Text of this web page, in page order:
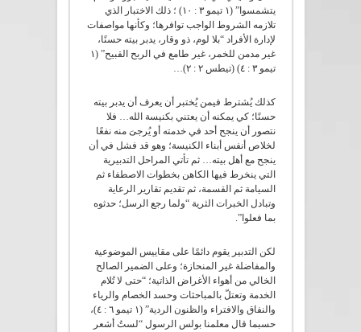
يتشمسوا” (١ تيمو ٣ : ١٠) ؛ ذلك الاختبار الذﻱ
تلازمه الشروط الواجب توافرها؛ وكأنها مواصفات
لإدارة الأفراد “بلا لوم، ذو وقار، يدبر بيته حسنًا،
غير مدمن للخمر، غير طامع في الربح القبيح” (١
تيمو ٣ : ٤) (تيطس ٢ : ٢)…
كذلك يُشترط فيمن يُختبر أن يعرف أن يدبر بيته
حسنًا؛ كي يمكنه أن يعتني بكنيسة الله… فلا
نتصور أن ينجح أحد في خدمته أو يُرجىَ منه نفعًا
لخلاص أنفس أبناء الكنيسة؛ وهو قد فشل في أن
ينجح مع أهل بيته… ثم تأتي المراحل التدبيرية
التي ينخرط فيها الكاهن بخطوات الاصطفاء ثم
السيامة ثم القسمة، ثم تقديم تقارير الرعاية
وتبادل الخبرات الثرية “ولما رجع الرسل؛ حدثوه
بما فعلوا”.
لكن التدبير يقوم دائمًا على مقاييس الموضوعية
والمفاضلة غير المنحازة؛ وعلى الضمير الصالح
الخالي من أهواء الأغراض الذاتية؛ “حتى لا تُلام
الخدمة وتعتلّ بالمباحثات وحسد الخصام والرياء
والنفاق والافتراء والظنون الردية” (١ تيمو ٦ : ٤)،
حسبما قال معلمنا بولس الرسول “لستُ أشعر